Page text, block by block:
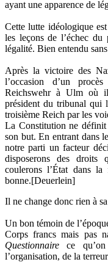
ayant une apparence de
Cette lutte idéologique
les leçons de l’échec
légalité. Bien entendu
Après la victoire des
l’occasion d’un
Reichswehr à Ulm où
président du tribunal qui
troisième Reich par les
La Constitution ne
son but. En entrant dans
notre parti un facteur
disposerons des droits
coulerons l’État dans
bonne.[Deuerlein]
Il ne change donc rien à
Un bon témoin de
Corps francs mais pas
Questionnaire ce
l’organisation, de la